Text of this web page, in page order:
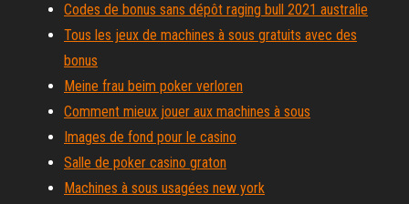
Codes de bonus sans dépôt raging bull 2021 australie
Tous les jeux de machines à sous gratuits avec des
bonus
Meine frau beim poker verloren
Comment mieux jouer aux machines à sous
Images de fond pour le casino
Salle de poker casino graton
Machines à sous usagées new york